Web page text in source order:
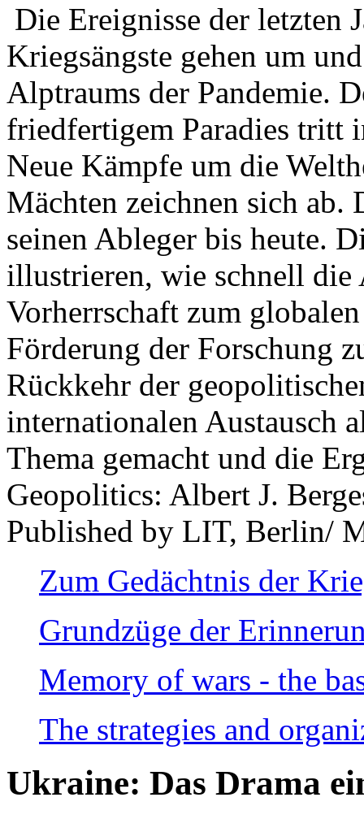
Die Ereignisse der letzten
Kriegsängste gehen um
Alptraums der Pandemie.
friedfertigem Paradies tritt
Neue Kämpfe um die
Mächten zeichnen sich
seinen Ableger bis heute.
illustrieren, wie schnell die
Vorherrschaft zum
Förderung der Forschung
Rückkehr der
internationalen Austausch
Thema gemacht und die
Geopolitics: Albert J.
Published by LIT, Berlin/
Zum Gedächtnis der
Grundzüge der
Memory of wars - the
The strategies and
Ukraine: Das Drama